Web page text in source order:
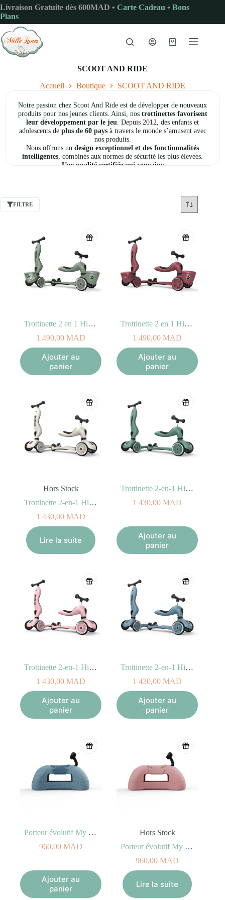
Passer
au
contenu
Livraison Gratuite dès 600MAD • Carte Cadeau • Bons
Plans
Panier
SCOOT AND RIDE
Accueil Boutique SCOOT AND RIDE
Notre passion chez Scoot And Ride est de développer de nouveaux
produits pour nos jeunes clients. Ainsi, nos trottinettes favorisent
leur développement par le jeu . Depuis 2012, des enfants et
adolescents deplus de 60 paysà travers le monde s’amusent avec
nos produits.
Nous offrons un design exceptionnel et des fonctionnalités
intelligentes , combinés aux normes de sécurité les plus élevées.
Une qualité certifiée qui convainc
Grâce à un développement continu, nous créons des
solutions de
moyen de transport sûr et stimulant
. Nous
garantissons des
normes de qualité élevées. Notre design est créatif
et adoptons une approche durable pour influencer positivement
l’avenir de la mobilité des enfants.
FILTRE
Trottinette 2 en 1 Highwaykick 1 LIFESTYLE – Green Lines
1 490,00 MAD
Ajouter au
panier
Trottinette 2 en 1 Highwaykick 1 LIFESTYLE – Wildcat
1 490,00 MAD
Ajouter au
panier
Hors Stock
Trottinette 2-en-1 Highwaykick 1 – Ash
1 430,00 MAD
Lire la suite
Trottinette 2-en-1 Highwaykick 1 – Forest
1 430,00 MAD
Ajouter au
panier
Trottinette 2-en-1 Highwaykick 1 – Rose
1 430,00 MAD
Ajouter au
panier
Trottinette 2-en-1 Highwaykick 1 – Steel
1 430,00 MAD
Ajouter au
panier
Porteur évolutif My First Bleu
960,00 MAD
Ajouter au
panier
Hors Stock
Porteur évolutif My First Rose
960,00 MAD
Lire la suite